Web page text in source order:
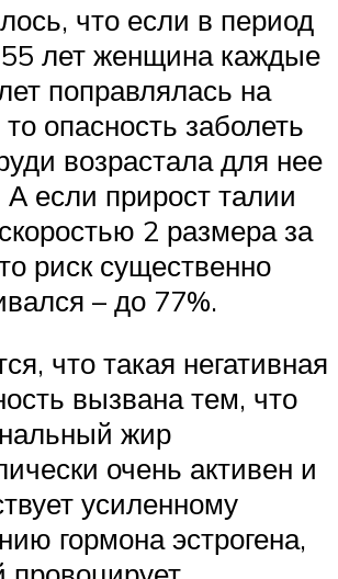
что если в период
лет женщина каждые
поправлялась на
опасность заболеть
возрастала для нее
А если прирост талии
2 размера за
риск существенно
– до 77%.
что такая негативная
вызвана тем, что
жир
очень активен и
усиленному
гормона эстрогена,